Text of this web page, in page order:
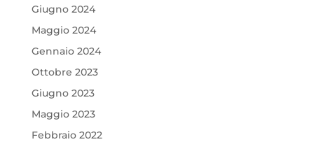
Giugno 2024
Maggio 2024
Gennaio 2024
Ottobre 2023
Giugno 2023
Maggio 2023
Febbraio 2022